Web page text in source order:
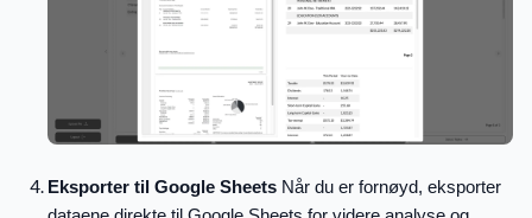
Eksporter til Google Sheets Når du er fornøyd, eksporter